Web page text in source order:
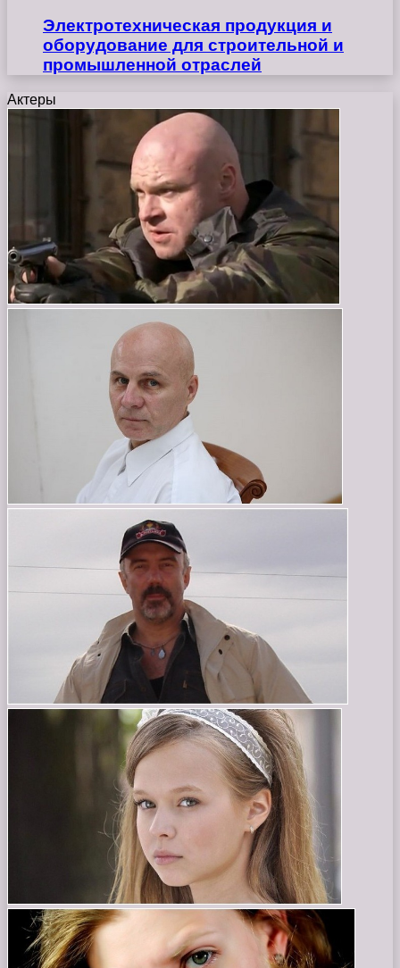
Электротехническая продукция и
оборудование для строительной и
промышленной отраслей
Актеры